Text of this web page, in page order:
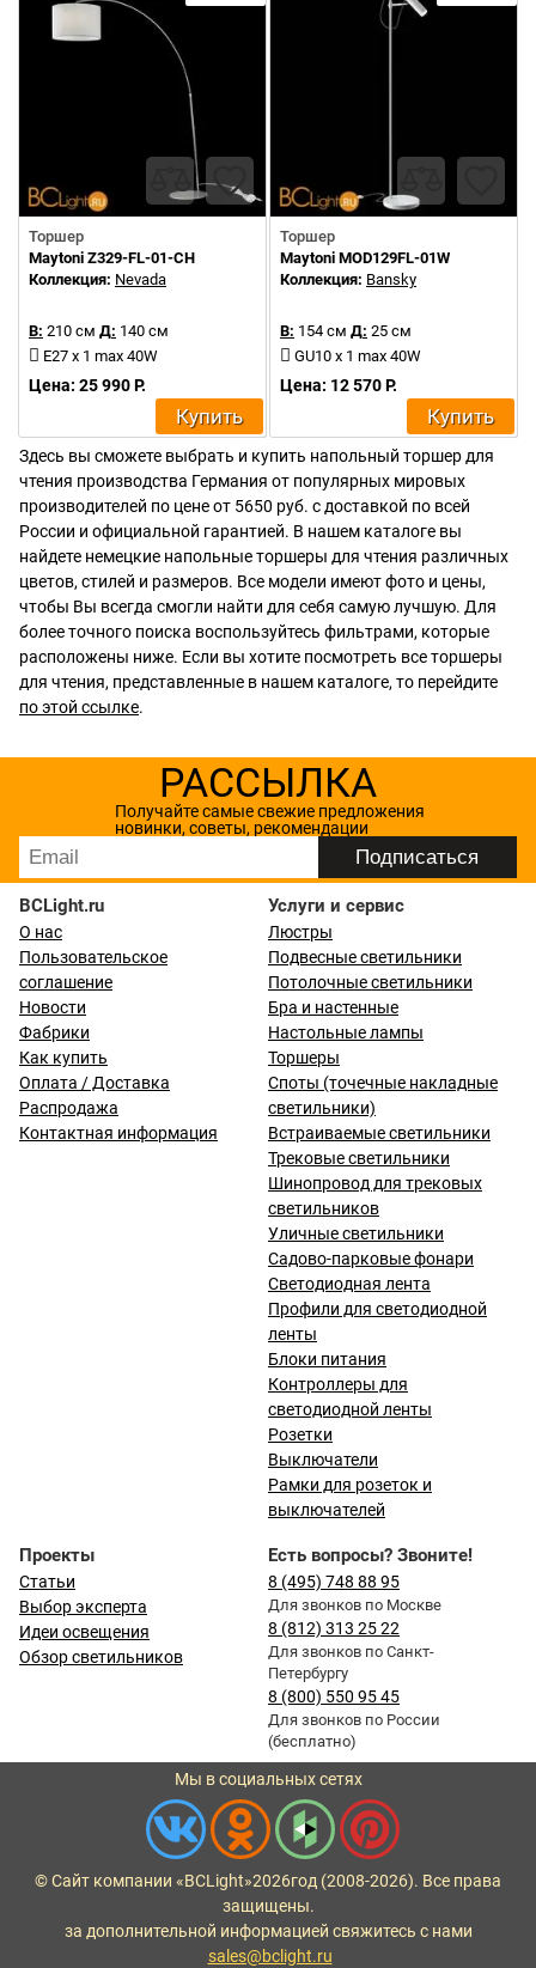
Торшер
Maytoni Z329-FL-01-CH
Коллекция: Nevada
В: 210 см Д: 140 см
E27 x 1 max 40W
Цена: 25 990 Р.
Купить
Торшер
Maytoni MOD129FL-01W
Коллекция: Bansky
В: 154 см Д: 25 см
GU10 x 1 max 40W
Цена: 12 570 Р.
Купить
Здесь вы сможете выбрать и купить напольный торшер для
чтения производства Германия от популярных мировых
производителей по цене от 5650 руб. с доставкой по всей
России и официальной гарантией. В нашем каталоге вы
найдете немецкие напольные торшеры для чтения различных
цветов, стилей и размеров. Все модели имеют фото и цены,
чтобы Вы всегда смогли найти для себя самую лучшую. Для
более точного поиска воспользуйтесь фильтрами, которые
расположены ниже. Если вы хотите посмотреть все торшеры
для чтения, представленные в нашем каталоге, то перейдите
по этой ссылке.
РАССЫЛКА
Получайте самые свежие предложения
новинки, советы, рекомендации
BCLight.ru
О нас
Пользовательское
соглашение
Новости
Фабрики
Как купить
Оплата / Доставка
Распродажа
Контактная информация
Услуги и сервис
Люстры
Подвесные светильники
Потолочные светильники
Бра и настенные
Настольные лампы
Торшеры
Споты (точечные накладные
светильники)
Встраиваемые светильники
Трековые светильники
Шинопровод для трековых
светильников
Уличные светильники
Садово-парковые фонари
Светодиодная лента
Профили для светодиодной
ленты
Блоки питания
Контроллеры для
светодиодной ленты
Розетки
Выключатели
Рамки для розеток и
выключателей
Проекты
Статьи
Выбор эксперта
Идеи освещения
Обзор светильников
Есть вопросы? Звоните!
8 (495) 748 88 95
Для звонков по Москве
8 (812) 313 25 22
Для звонков по Санкт-
Петербургу
8 (800) 550 95 45
Для звонков по России
(бесплатно)
Мы в социальных сетях
© Сайт компании «BCLight»2026год (2008-2026). Все права
защищены.
за дополнительной информацией свяжитесь с нами
sales@bclight.ru